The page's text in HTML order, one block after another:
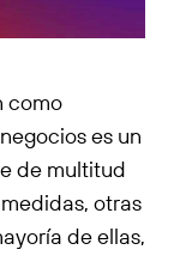
como
es un
de multitud
otras
de ellas,